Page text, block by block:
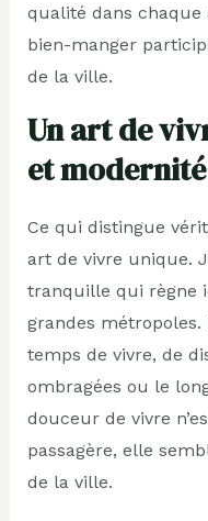
qualité dans chaque
bien-manger
de la ville.
Un art de
et modernité
Ce qui distingue
art de vivre unique.
tranquille qui règne
grandes
temps de vivre, de
ombragées ou le
douceur de vivre
passagère, elle
de la ville.